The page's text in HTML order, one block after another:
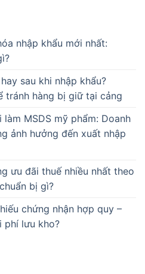
nhập khẩu mới nhất:
sau khi nhập khẩu?
tránh hàng bị giữ tại cảng
MSDS mỹ phẩm: Doanh
ảnh hưởng đến xuất nhập
ưu đãi thuế nhiều nhất theo
bị gì?
chứng nhận hợp quy –
phí lưu kho?